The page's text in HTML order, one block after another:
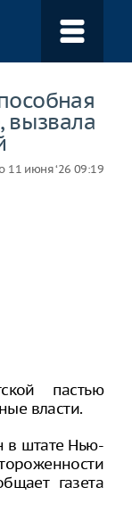
вызвала
11 июня ‘26 09:19
пастью
власти.
в штате Нью-
газета